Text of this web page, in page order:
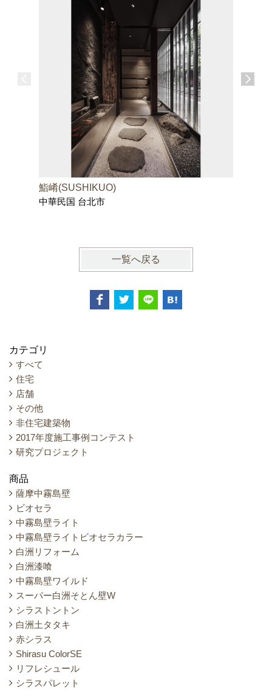
鮨崤(SUSHIKUO)
中華民国 台北市
一覧へ戻る
カテゴリ
すべて
住宅
店舗
その他
非住宅建築物
2017年度施工事例コンテスト
研究プロジェクト
商品
薩摩中霧島壁
ビオセラ
中霧島壁ライト
中霧島壁ライトビオセラカラー
白洲リフォーム
白洲漆喰
中霧島壁ワイルド
スーパー白洲そとん壁W
シラストントン
白洲土タタキ
赤シラス
Shirasu ColorSE
リフレシュール
シラスパレット